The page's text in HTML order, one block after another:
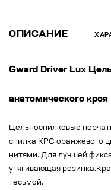
ОПИСАНИЕ
Gward Driver Lux
анатомического кроя
Цельноспилковые
спилка КРС оранжевого
нитями. Для лучшей
утягивающая
тесьмой.